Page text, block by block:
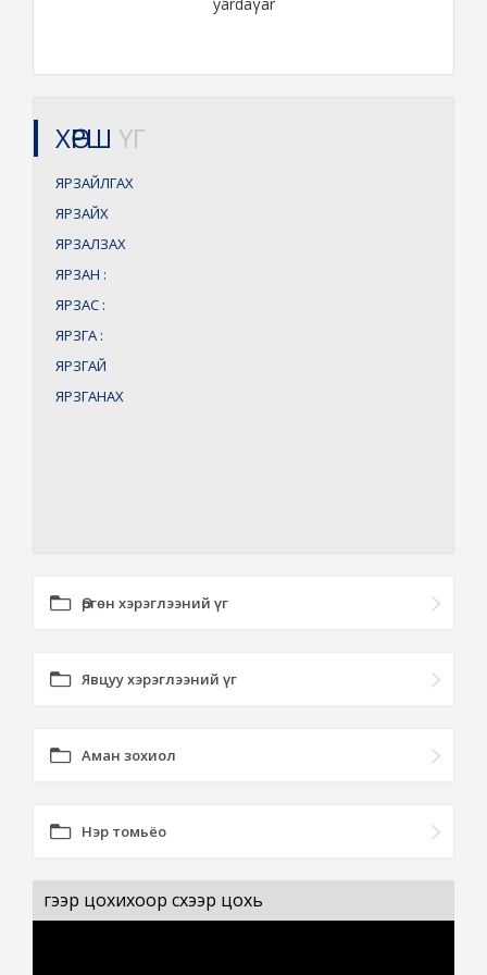
ХӨРШ ҮГ
ЯРЗАЙЛГАХ
ЯРЗАЙХ
ЯРЗАЛЗАХ
ЯРЗАН :
ЯРЗАС :
ЯРЗГА :
ЯРЗГАЙ
ЯРЗГАНАХ
Өргөн хэрэглээний үг
Явцуу хэрэглээний үг
Аман зохиол
Нэр томьёо
үгээр цохихоор сүхээр цохь